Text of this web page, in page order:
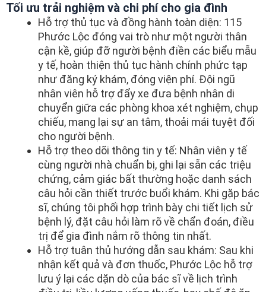
Tối ưu trải nghiệm và chi phí cho gia đình
Hỗ trợ thủ tục và đồng hành toàn diện: 115
Phước Lộc đóng vai trò như một người thân
cận kề, giúp đỡ người bệnh điền các biểu mẫu
y tế, hoàn thiện thủ tục hành chính phức tạp
như đăng ký khám, đóng viện phí. Đội ngũ
nhân viên hỗ trợ đẩy xe đưa bệnh nhân di
chuyển giữa các phòng khoa xét nghiệm, chụp
chiếu, mang lại sự an tâm, thoải mái tuyệt đối
cho người bệnh.
Hỗ trợ theo dõi thông tin y tế: Nhân viên y tế
cùng người nhà chuẩn bị, ghi lại sẵn các triệu
chứng, cảm giác bất thường hoặc danh sách
câu hỏi cần thiết trước buổi khám. Khi gặp bác
sĩ, chúng tôi phối hợp trình bày chi tiết lịch sử
bệnh lý, đặt câu hỏi làm rõ về chẩn đoán, điều
trị để gia đình nắm rõ thông tin nhất.
Hỗ trợ tuân thủ hướng dẫn sau khám: Sau khi
nhận kết quả và đơn thuốc, Phước Lộc hỗ trợ
lưu ý lại các dặn dò của bác sĩ về lịch trình